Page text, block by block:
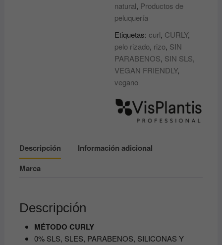
Champú,
mascarilla
o
spray
PROFESIONAL
VIS
PLANTIS
cantidad
natural, Productos de
peluquería
Etiquetas:curl, CURLY,
pelo rizado, rizo, SIN
PARABENOS, SIN SLS,
VEGAN FRIENDLY,
vegano
Descripción
Información adicional
Marca
Descripción
MÉTODO CURLY
0% SLS, SLES, PARABENOS, SILICONAS Y